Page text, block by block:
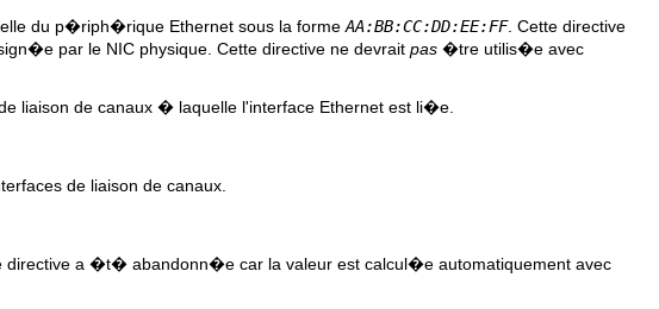
du p�riph�rique Ethernet sous la forme AA:BB:CC:DD:EE:FF. Cette directive
par le NIC physique. Cette directive ne devrait pas �tre utilis�e avec
liaison de canaux � laquelle l'interface Ethernet est li�e.
de liaison de canaux.
a �t� abandonn�e car la valeur est calcul�e automatiquement avec